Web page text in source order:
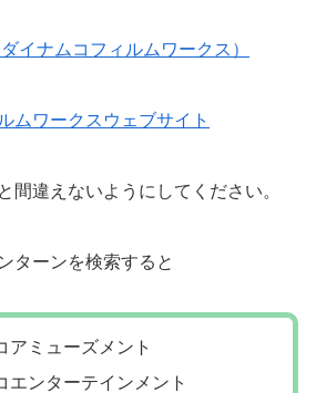
イナムコフィルムワークス）
ムワークスウェブサイト
間違えないようにしてください。
ターンを検索すると
アミューズメント
エンターテインメント